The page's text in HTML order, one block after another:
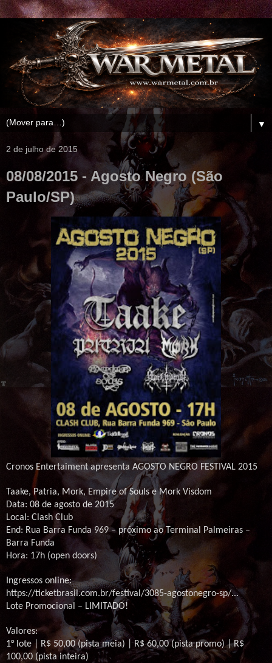
▼
2 de julho de 2015
08/08/2015 - Agosto Negro (São
Paulo/SP)
Cronos Entertaiment apresenta AGOSTO NEGRO FESTIVAL 2015
Taake, Patria, Mork, Empire of Souls e Mork Visdom
Data: 08 de agosto de 2015
Local: Clash Club
End: Rua Barra Funda 969 – próximo ao Terminal Palmeiras –
Barra Funda
Hora: 17h (open doors)
Ingressos online:
https://ticketbrasil.com.br/festival/3085-agostonegro-sp/...
Lote Promocional – LIMITADO!
Valores:
1° lote | R$ 50,00 (pista meia) | R$ 60,00 (pista promo) | R$
100,00 (pista inteira)